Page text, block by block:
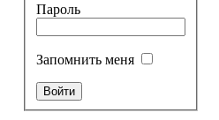
Пароль
Запомнить меня